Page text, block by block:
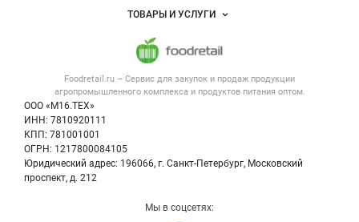
Foodretail.ru – Сервис для закупок и продаж продукции
агропромышленного комплекса и продуктов питания оптом.
ООО «М16.ТЕХ»
ИНН: 7810920111
КПП: 781001001
ОГРН: 1217800084105
Юридический адрес: 196066, г. Санкт-Петербург, Московский
проспект, д. 212
Размещение рекламы
Публичная оферта
Контактная информация
Политика обработки персональных данных
Объявления
Новости рынка
Вакансии
ТОВАРЫ И УСЛУГИ
Напитки, соки, вода
Оборудование для пищепрома
Информация о компаниях
Мы в соцсетях: